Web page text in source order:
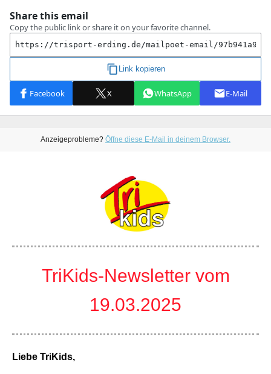
Anzeigeprobleme? Öffne diese E-Mail in deinem Browser.
TriKids-Newsletter vom
19.03.2025
Liebe TriKids,